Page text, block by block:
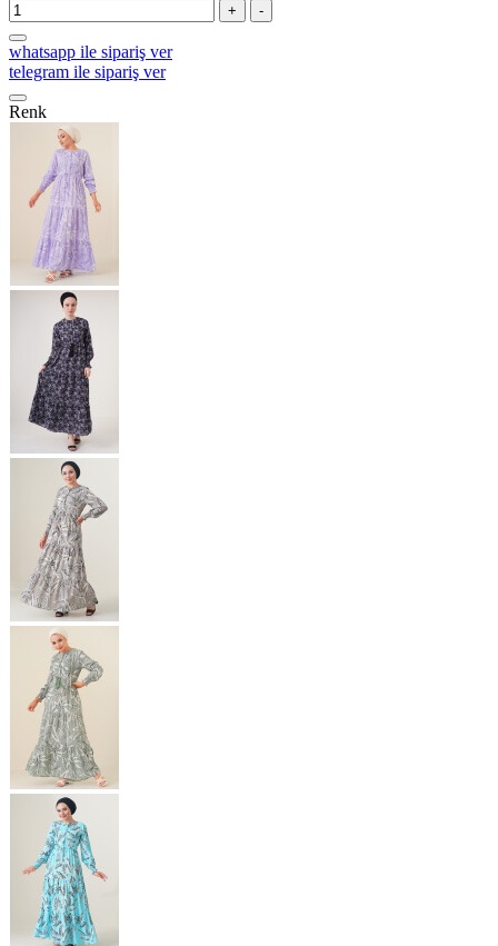
+ -
whatsapp ile sipariş ver
telegram ile sipariş ver
Renk